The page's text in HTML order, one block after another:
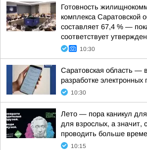
Готовность
комплекса Саратовской
составляет 67,4 % —
соответствует
10:30
Саратовская область —
разработке электронных
10:30
Лето — пора каникул для
для взрослых, а значит,
проводить больше
10:15